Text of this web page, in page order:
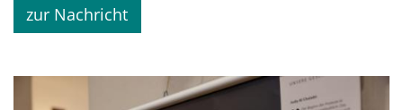
zur Nachricht